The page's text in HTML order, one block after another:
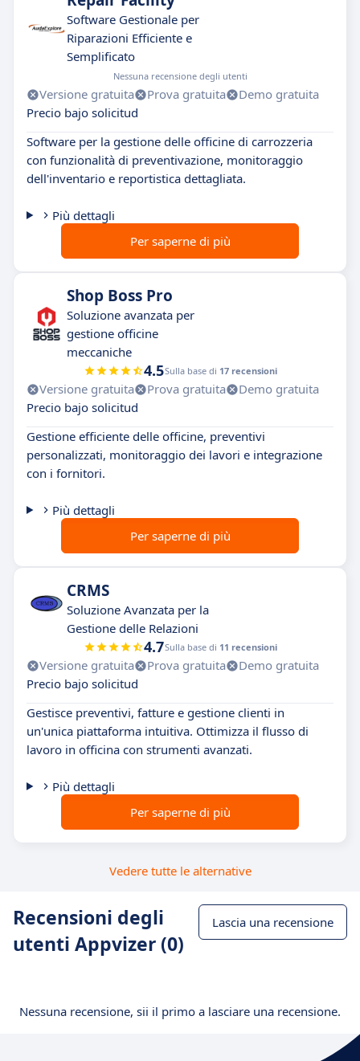
Software Gestionale per
Riparazioni Efficiente e
Semplificato
Nessuna recensione degli utenti
Versione gratuita Prova gratuita
Demo gratuita
Precio bajo solicitud
Software per la gestione delle officine di carrozzeria
con funzionalità di preventivazione, monitoraggio
dell'inventario e reportistica dettagliata.
Più dettagli
Per saperne di più
Shop Boss Pro
Soluzione avanzata per
gestione officine
meccaniche
4.5Sulla base di 17 recensioni
Versione gratuita Prova gratuita
Demo gratuita
Precio bajo solicitud
Gestione efficiente delle officine, preventivi
personalizzati, monitoraggio dei lavori e integrazione
con i fornitori.
Più dettagli
Per saperne di più
CRMS
Soluzione Avanzata per la
Gestione delle Relazioni
4.7Sulla base di 11 recensioni
Versione gratuita Prova gratuita
Demo gratuita
Precio bajo solicitud
Gestisce preventivi, fatture e gestione clienti in
un'unica piattaforma intuitiva. Ottimizza il flusso di
lavoro in officina con strumenti avanzati.
Più dettagli
Per saperne di più
Vedere tutte le alternative
Recensioni degli
utenti Appvizer (0)
Lascia una recensione
Nessuna recensione, sii il primo a lasciare una recensione.